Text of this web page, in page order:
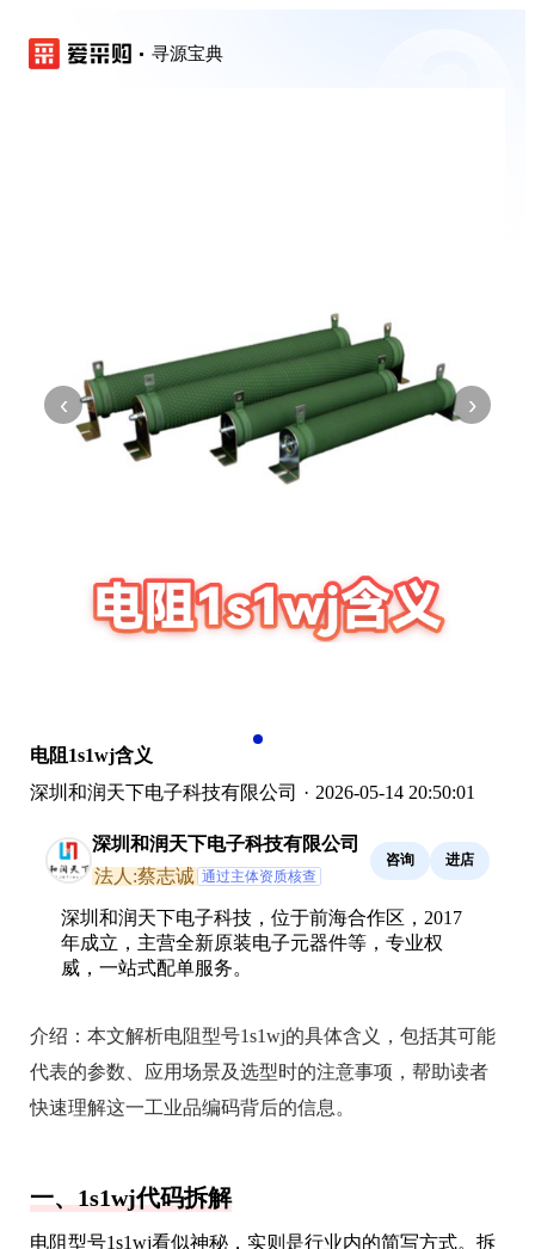
寻源宝典
‹ ›
电阻1s1wj含义
深圳和润天下电子科技有限公司 · 2026-05-14 20:50:01
深圳和润天下电子科技有限公司
法人:蔡志诚 通过主体资质核查
咨询 进店
深圳和润天下电子科技，位于前海合作区，2017
年成立，主营全新原装电子元器件等，专业权
威，一站式配单服务。
介绍： 本文解析电阻型号1s1wj的具体含义，包括其可能
代表的参数、应用场景及选型时的注意事项，帮助读者
快速理解这一工业品编码背后的信息。
一、1s1wj代码拆解
电阻型号1s1wj看似神秘，实则是行业内的简写方式。拆